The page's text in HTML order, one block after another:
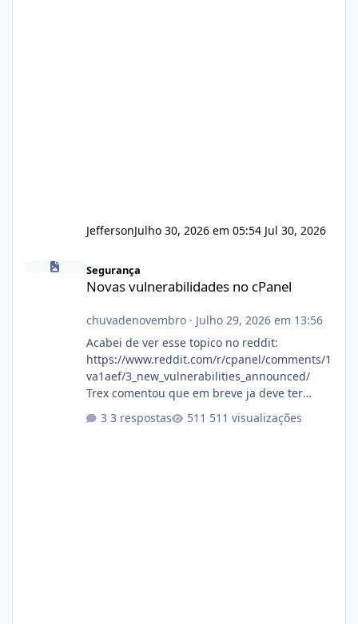
JeffersonJulho 30, 2026 em 05:54 Jul 30, 2026
Segurança
Novas vulnerabilidades no cPanel
chuvadenovembro· Julho 29, 2026 em 13:56
Acabei de ver esse topico no reddit:
https://www.reddit.com/r/cpanel/comments/1
va1aef/3_new_vulnerabilities_announced/
Trex comentou que em breve ja deve ter
3 respostas 511 visualizações